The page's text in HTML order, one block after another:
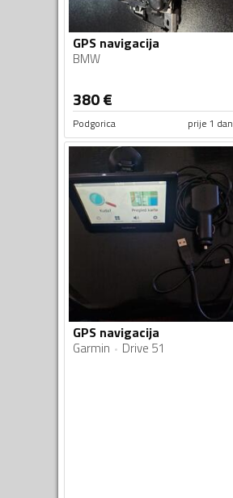
GPS navigacija
BMW
380€
Podgorica prije 1 dan
GPS navigacija
Garmin Drive 51